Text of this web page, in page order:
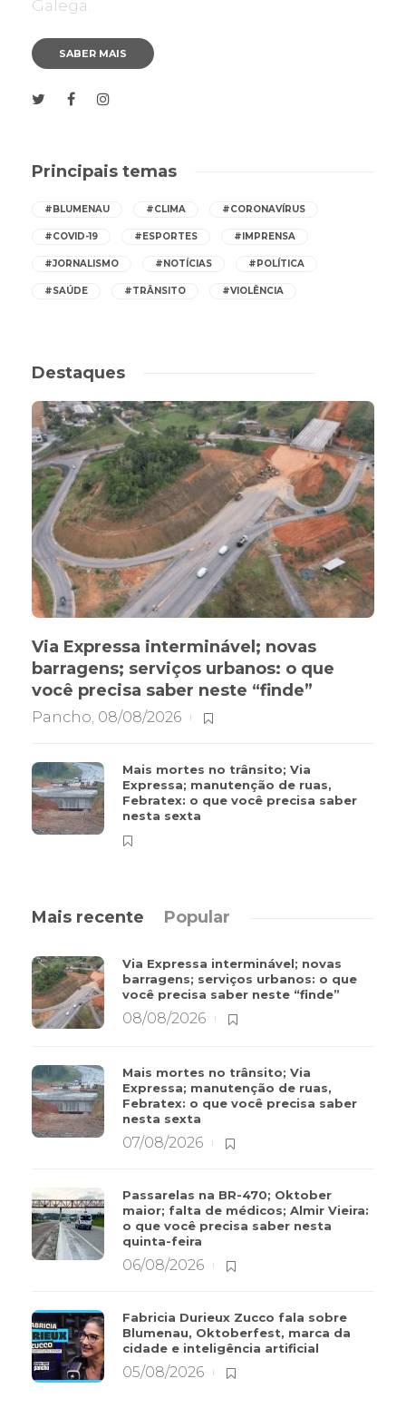
Galega.
SABER MAIS
Principais temas
#BLUMENAU #CLIMA #CORONAVÍRUS
#COVID-19 #ESPORTES #IMPRENSA
#JORNALISMO #NOTÍCIAS #POLÍTICA
#SAÚDE #TRÂNSITO #VIOLÊNCIA
Destaques
Via Expressa interminável; novas
barragens; serviços urbanos: o que
você precisa saber neste “finde”
Pancho 08/08/2026
Mais mortes no trânsito; Via
Expressa; manutenção de ruas,
Febratex: o que você precisa saber
nesta sexta
Mais recente Popular
Via Expressa interminável; novas
barragens; serviços urbanos: o que
você precisa saber neste “finde”
08/08/2026
Mais mortes no trânsito; Via
Expressa; manutenção de ruas,
Febratex: o que você precisa saber
nesta sexta
07/08/2026
Passarelas na BR-470; Oktober
maior; falta de médicos; Almir Vieira:
o que você precisa saber nesta
quinta-feira
06/08/2026
Fabricia Durieux Zucco fala sobre
Blumenau, Oktoberfest, marca da
cidade e inteligência artificial
05/08/2026